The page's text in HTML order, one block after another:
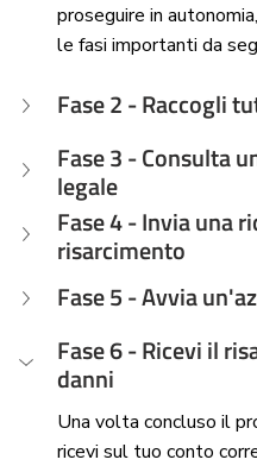
proseguire in
le fasi importanti da
Fase 2 - Raccogli
Fase 3 - Consulta
legale
Fase 4 - Invia una
risarcimento
Fase 5 - Avvia
Fase 6 - Ricevi il
danni
Una volta concluso il
ricevi sul tuo conto